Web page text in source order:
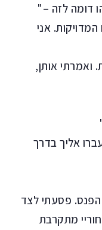
דומה לזה –"
אני
ואמרתי אותן,
אליך בדרך
הפנס. פסעתי לצד
מתקרבת